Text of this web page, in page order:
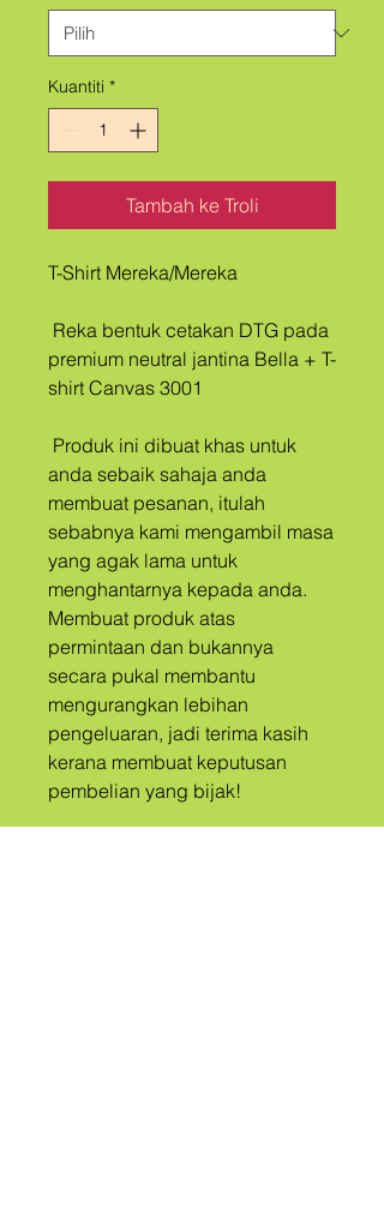
Kuantiti *
Tambah ke Troli
T-Shirt Mereka/Mereka
premium neutral jantina Bella + T-
shirt Canvas 3001
anda sebaik sahaja anda
membuat pesanan, itulah
sebabnya kami mengambil masa
yang agak lama untuk
menghantarnya kepada anda.
Membuat produk atas
permintaan dan bukannya
secara pukal membantu
mengurangkan lebihan
pengeluaran, jadi terima kasih
kerana membuat keputusan
pembelian yang bijak!